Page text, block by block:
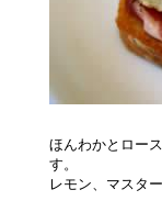
ほんわかとロー
す。
レモン、マスタ